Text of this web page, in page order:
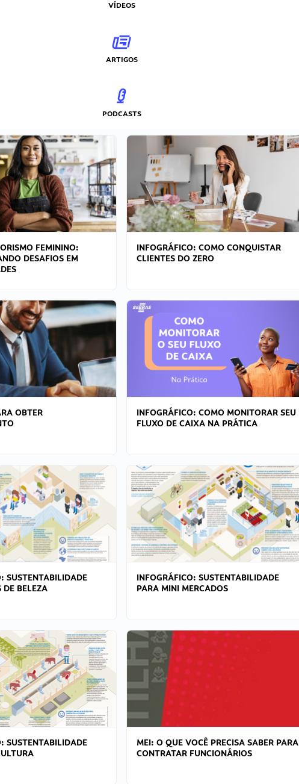
VÍDEOS
ARTIGOS
PODCASTS
FEMININO:
DESAFIOS EM
INFOGRÁFICO: COMO CONQUISTAR
CLIENTES DO ZERO
OBTER
INFOGRÁFICO: COMO MONITORAR SEU
FLUXO DE CAIXA NA PRÁTICA
SUSTENTABILIDADE
DE BELEZA
INFOGRÁFICO: SUSTENTABILIDADE
PARA MINI MERCADOS
SUSTENTABILIDADE
MEI: O QUE VOCÊ PRECISA SABER PARA
CONTRATAR FUNCIONÁRIOS